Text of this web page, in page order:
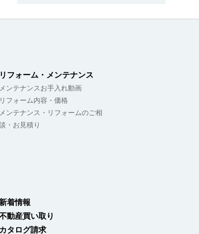
リフォーム・メンテナンス
メンテナンスお手入れ動画
リフォーム内容・価格
メンテナンス・リフォームのご相
・お見積り
新着情報
動産買い取り
カタログ請求